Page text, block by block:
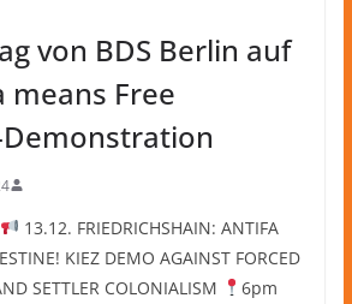
von BDS Berlin auf
means Free
Demonstration
13.12. FRIEDRICHSHAIN: ANTIFA
KIEZ DEMO AGAINST FORCED
SETTLER COLONIALISM
6pm